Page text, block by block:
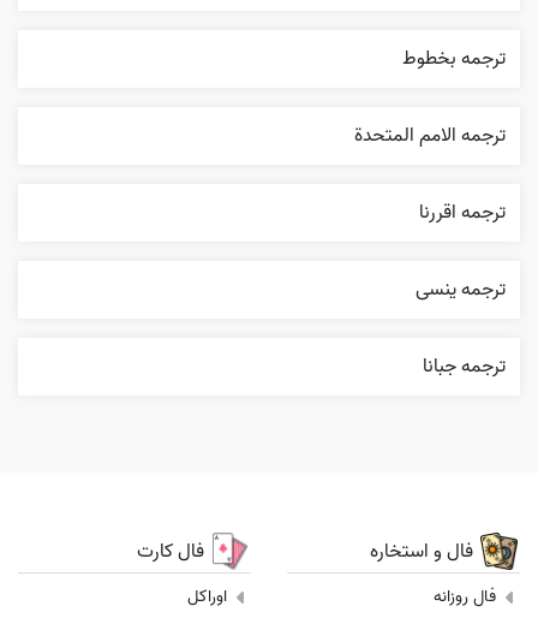
ترجمه بخطوط
ترجمه الامم المتحدة
ترجمه اقررنا
ترجمه ینسی
ترجمه جبانا
فال و استخاره
فال روزانه
فال کارت
اوراکل